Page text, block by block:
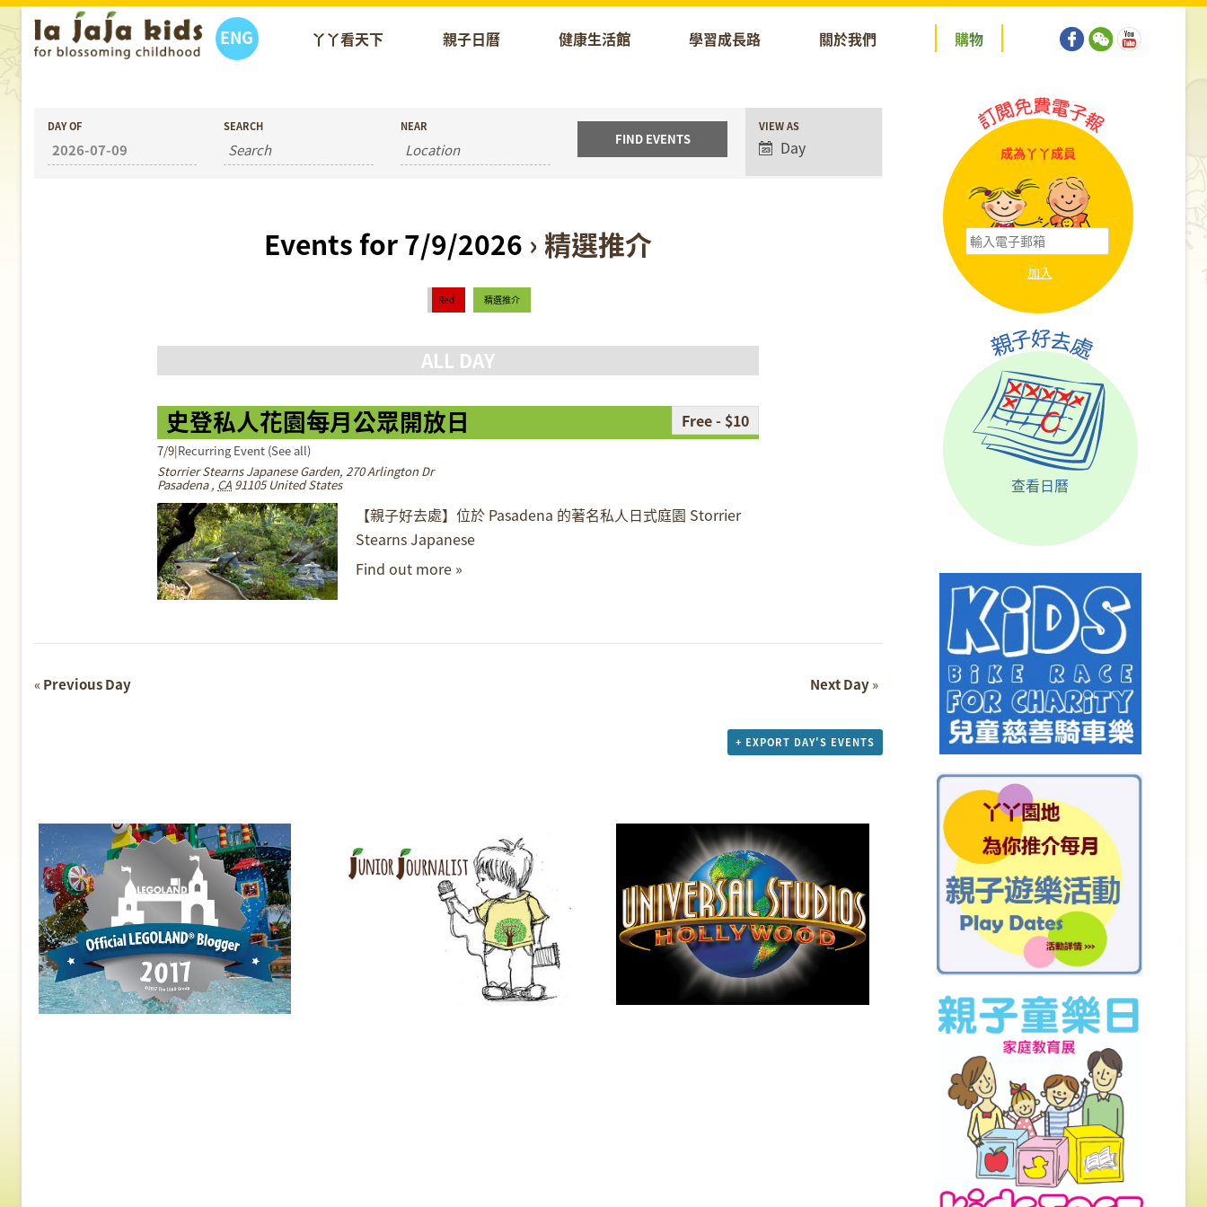
ENG 丫丫看天下 親子日曆 健康生活館 學習成長路 關於我們 購物
Event
Views
Navigation
VIEW AS
Day
DAY OF SEARCH NEAR
Events for 7/9/2026 › 精選推介
Red 精選推介
ALL DAY
Free - $10
史登私人花園每月公眾開放日
7/9|Recurring Event (See all)
Storrier Stearns Japanese Garden, 270 Arlington Dr
Pasadena, CA 91105 United States
【親子好去處】位於 Pasadena 的著名私人日式庭園 Storrier
Stearns Japanese
Find out more »
Day
« Previous Day Next Day»
+ EXPORT DAY'S EVENTS
成為丫丫成員
查看日曆